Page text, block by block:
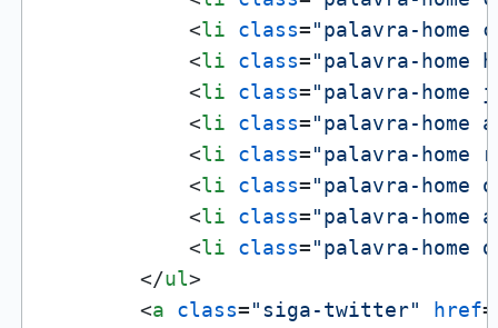
<li class="palavra-home
<li class="palavra-home
<li class="palavra-home
<li class="palavra-home
<li class="palavra-home
<li class="palavra-home
<li class="palavra-home
<li class="palavra-home
</ul>
<a class="siga-twitter" href=